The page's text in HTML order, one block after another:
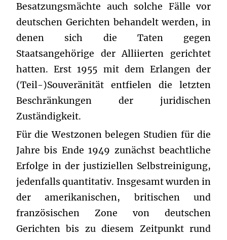
Besatzungsmächte auch solche Fälle vor
deutschen Gerichten behandelt werden, in
denen sich die Taten gegen
Staatsangehörige der Alliierten gerichtet
hatten. Erst 1955 mit dem Erlangen der
(Teil-)Souveränität entfielen die letzten
Beschränkungen der juridischen
Zuständigkeit.
Für die Westzonen belegen Studien für die
Jahre bis Ende 1949 zunächst beachtliche
Erfolge in der justiziellen Selbstreinigung,
jedenfalls quantitativ. Insgesamt wurden in
der amerikanischen, britischen und
französischen Zone von deutschen
Gerichten bis zu diesem Zeitpunkt rund